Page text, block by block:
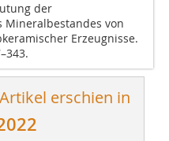
der
von
Erzeugnisse.
erschien in